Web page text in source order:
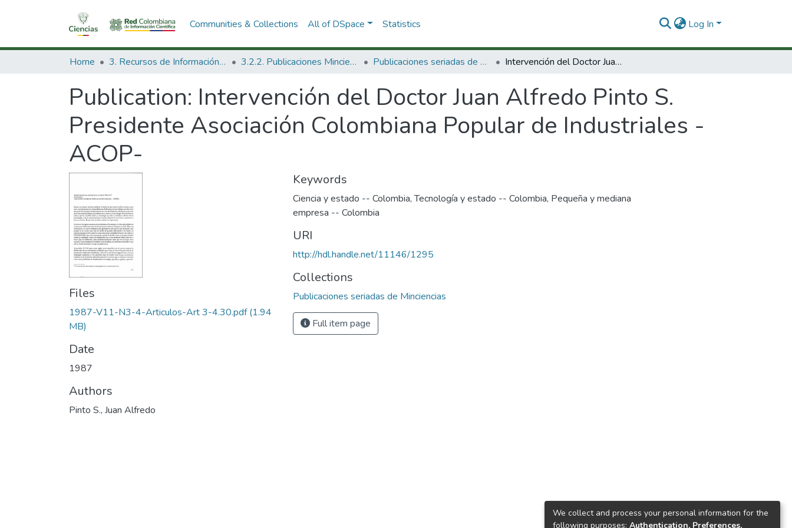
Communities & Collections All of DSpace Statistics Log In
Home 3. Recursos de Información Científica y Tecnológica 3.2.2. Publicaciones Minciencias Publicaciones seriadas de Minciencias Intervención del Doctor Juan Alfredo Pinto S. Presidente Asociación Colombiana Popular de Industriales -ACOP-
Publication: Intervención del Doctor Juan Alfredo Pinto S.
Presidente Asociación Colombiana Popular de Industriales -
ACOP-
Files
1987-V11-N3-4-Articulos-Art 3-4.30.pdf(1.94
MB)
Date
1987
Authors
Pinto S., Juan Alfredo
Keywords
Ciencia y estado -- Colombia,Tecnología y estado -- Colombia, Pequeña y mediana
empresa -- Colombia
URI
http://hdl.handle.net/11146/1295
Collections
Publicaciones seriadas de Minciencias
Full item page
We collect and process your personal information for the
following purposes: Authentication, Preferences,